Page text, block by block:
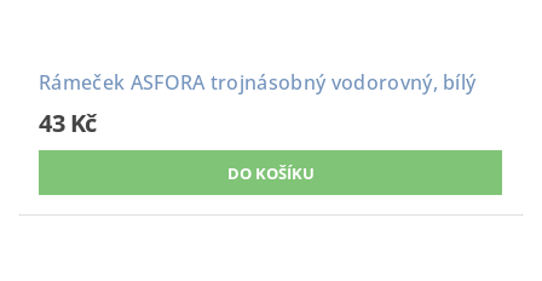
Rámeček ASFORA trojnásobný vodorovný, bílý
43 Kč